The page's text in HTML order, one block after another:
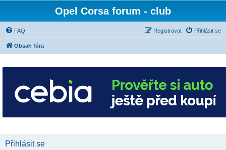
Opel Corsa forum - club
FAQ Přihlásit se
Registrovat
Obsah fóra
Přihlásit se